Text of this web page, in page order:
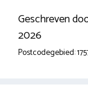
Geschreven
2026
Postcodegebied: